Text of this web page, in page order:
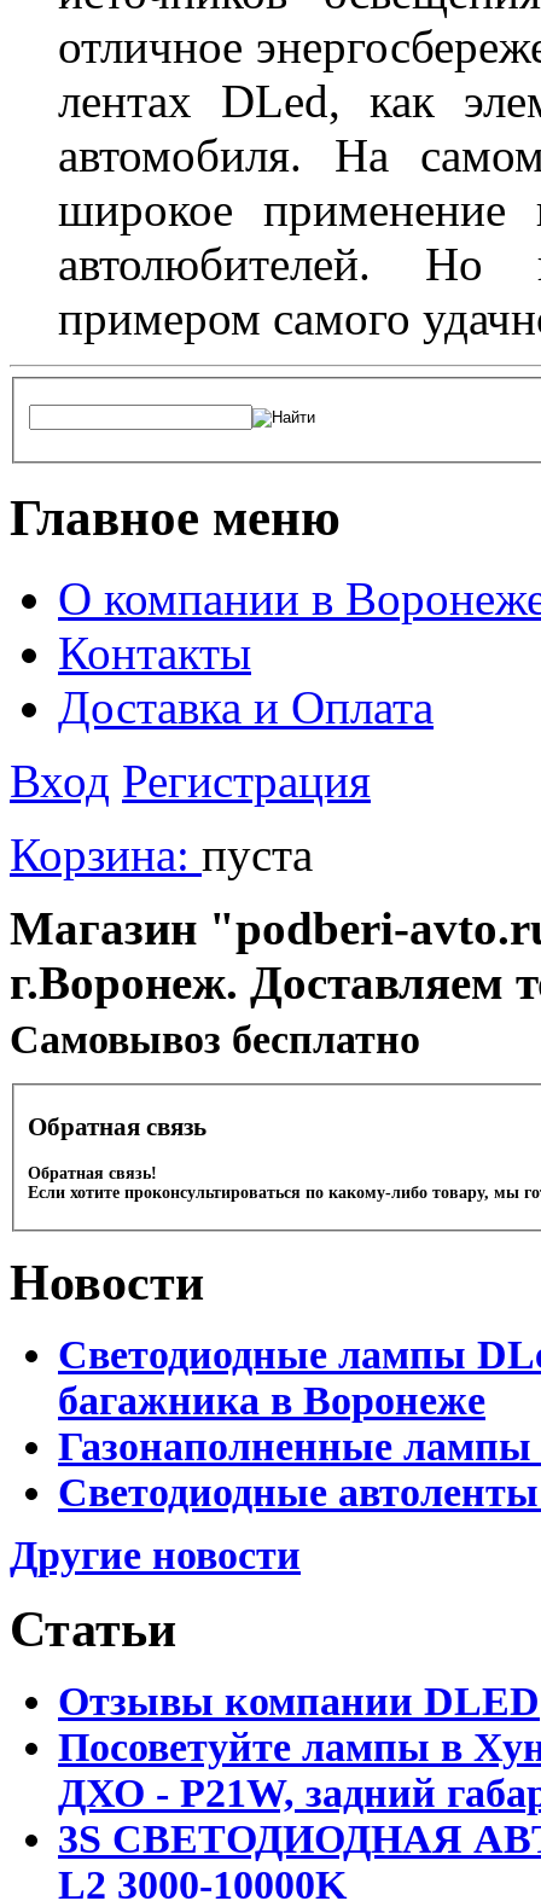
отличное
лентах DLed, как
автомобиля. На
широкое
автолюбителей. Но
примером самого
Главное меню
О компании в
Контакты
Доставка и Оплата
Вход Регистрация
Корзина: пуста
Магазин "podberi-
г.Воронеж. Доставляем
Cамовывоз бесплатно
Обратная связь
Обратная связь!
Если хотите проконсультироваться по какому-либо товару, мы
Новости
Светодиодные лампы
багажника в Воронеже
Газонаполненные
Светодиодные
Другие новости
Статьи
Отзывы компании DLED
Посоветуйте лампы в
ДХО - P21W, задний
3S СВЕТОДИОДНАЯ
L2 3000-10000K